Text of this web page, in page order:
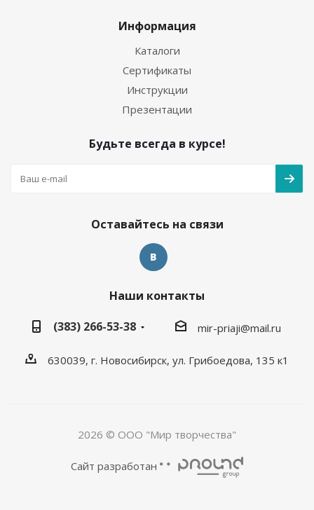
Информация
Каталоги
Сертификаты
Инструкции
Презентации
Будьте всегда в курсе!
Оставайтесь на связи
Наши контакты
(383) 266-53-38
mir-priaji@mail.ru
630039, г. Новосибирск, ул. Грибоедова, 135 к1
2026 © ООО "Мир творчества"
Сайт разработан